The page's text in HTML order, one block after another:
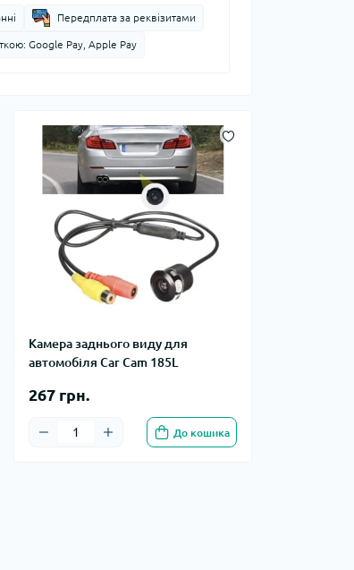
Передплата за реквізитами
Google Pay, Apple Pay
Камера заднього виду для
автомобіля Car Cam 185L
267 грн.
До кошика